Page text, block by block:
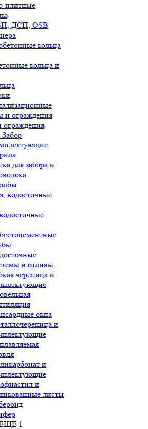
плитные
ДСП, OSB
кольца и
ограждения
Забор
для забора и
и отливы
черепица и
окна
и
и
и
листы
1